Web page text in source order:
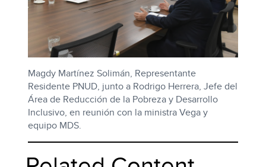
Magdy Martínez Solimán, Representante
Residente PNUD, junto a Rodrigo Herrera, Jefe del
Área de Reducción de la Pobreza y Desarrollo
Inclusivo, en reunión con la ministra Vega y
equipo MDS.